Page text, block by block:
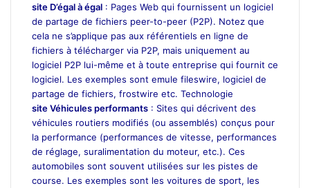
site D’égal à égal : Pages Web qui fournissent un logiciel
de partage de fichiers peer-to-peer (P2P). Notez que
cela ne s’applique pas aux référentiels en ligne de
fichiers à télécharger via P2P, mais uniquement au
logiciel P2P lui-même et à toute entreprise qui fournit ce
logiciel. Les exemples sont emule fileswire, logiciel de
partage de fichiers, frostwire etc. Technologie
site Véhicules performants : Sites qui décrivent des
véhicules routiers modifiés (ou assemblés) conçus pour
la performance (performances de vitesse, performances
de réglage, suralimentation du moteur, etc.). Ces
automobiles sont souvent utilisées sur les pistes de
course. Les exemples sont les voitures de sport, les